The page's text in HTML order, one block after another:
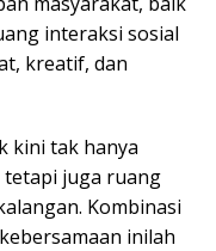
interaksi sosial
kreatif, dan
kini tak hanya
tetapi juga ruang
Kombinasi
inilah